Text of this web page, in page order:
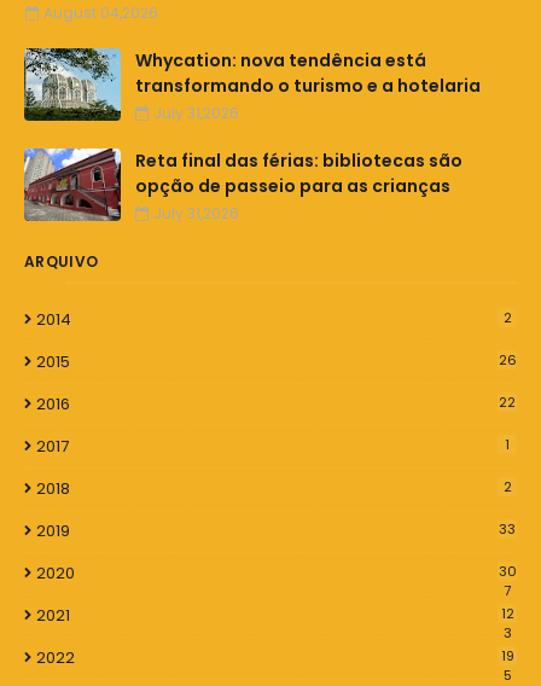
August 04,2026
Whycation: nova tendência está
transformando o turismo e a hotelaria
July 31,2026
Reta final das férias: bibliotecas são
opção de passeio para as crianças
July 31,2026
ARQUIVO
2014 2
2015 26
2016 22
2017 1
2018 2
2019 33
2020
30
7
2021
12
3
2022
19
5